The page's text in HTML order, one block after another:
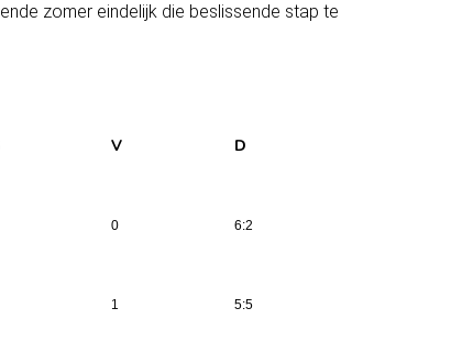
zomer eindelijk die beslissende stap te
V D
0 6:2
1 5:5